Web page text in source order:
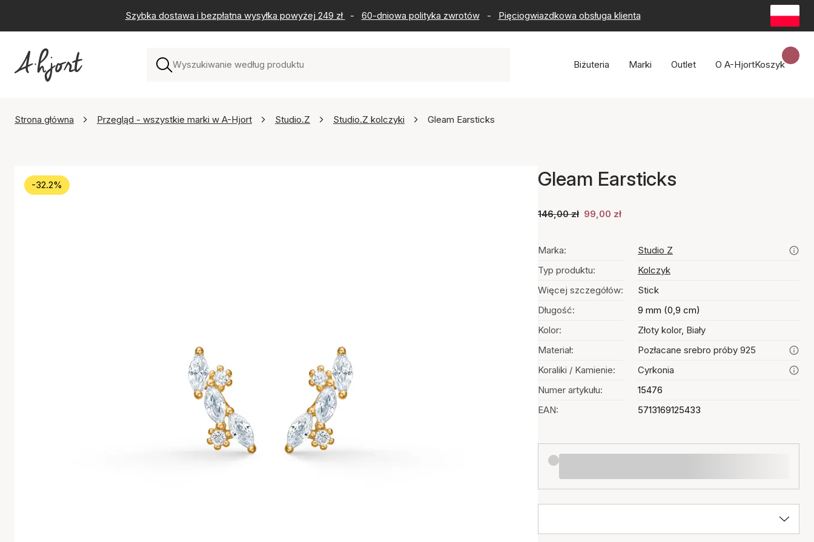
Szybka dostawa i bezpłatna wysyłka powyżej 249 zł - 60-dniowa polityka zwrotów - Pięciogwiazdkowa obsługa klienta
Biżuteria Marki Outlet O A-HjortKoszyk
Strona główna Przegląd - wszystkie marki w A-Hjort Studio.Z Studio.Z kolczyki Gleam Earsticks
-32.2% Gleam Earsticks
146,00 zł 99,00 zł
Marka:
Studio Z
Typ produktu:
Kolczyk
Więcej szczegółów:
Stick
Długość:
9 mm (0,9 cm)
Kolor:
Złoty kolor, Biały
Materiał:
Pozłacane srebro próby 925
Koraliki / Kamienie:
Cyrkonia
Numer artykułu:
15476
EAN:
5713169125433